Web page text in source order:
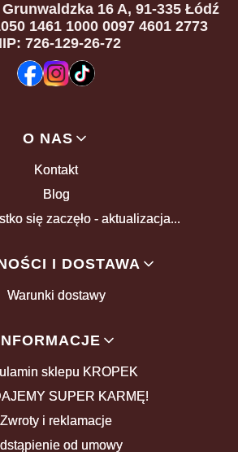
16 A, 91-335 Łódź
1461 1000 0097 4601 2773
726-129-26-72
O NAS
Kontakt
Blog
się zaczęło - aktualizacja...
I DOSTAWA
Warunki dostawy
sklepu KROPEK
SUPER KARMĘ!
Zwroty i reklamacje
od umowy